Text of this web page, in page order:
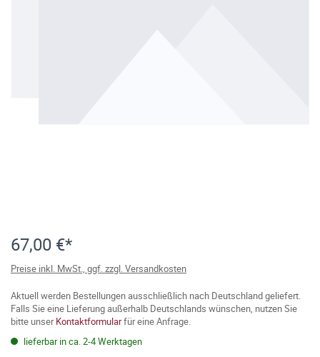
67,00 €*
Preise inkl. MwSt., ggf. zzgl. Versandkosten
Aktuell werden Bestellungen ausschließlich nach Deutschland geliefert.
Falls Sie eine Lieferung außerhalb Deutschlands wünschen, nutzen Sie
bitte unserKontaktformularfür eine Anfrage.
lieferbar in ca. 2-4 Werktagen